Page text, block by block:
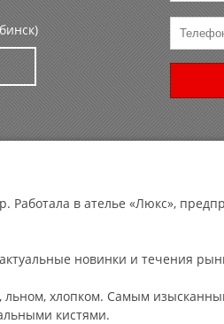
Работала в ателье «Люкс»,
новинки и течения
хлопком. Самым
кистями.